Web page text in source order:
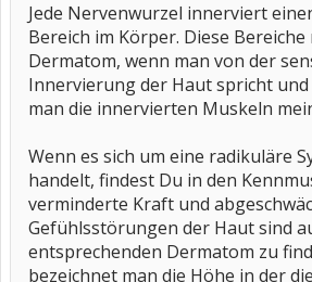
Jede Nervenwurzel innerviert
Bereich im Körper. Diese
Dermatom, wenn man von der
Innervierung der Haut spricht
man die innervierten Muskeln
Wenn es sich um eine radikuläre
handelt, findest Du in den
verminderte Kraft und
Gefühlsstörungen der Haut sind
entsprechenden Dermatom zu
bezeichnet man die Höhe in der